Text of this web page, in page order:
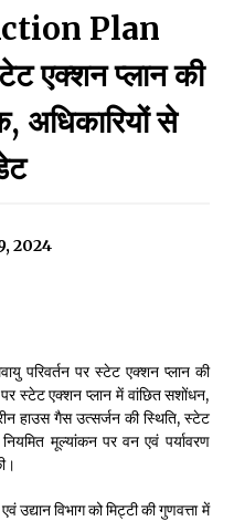
7 September
6 September
17 May
16 May
Plan
एक्शन प्लान की
अधिकारियों से
2024
परिवर्तन पर स्टेट एक्शन प्लान की
स्टेट एक्शन प्लान में वांछित सशोंधन,
हाउस गैस उत्सर्जन की स्थिति, स्टेट
मूल्यांकन पर वन एवं पर्यावरण
विभाग को मिट्टी की गुणवत्ता में